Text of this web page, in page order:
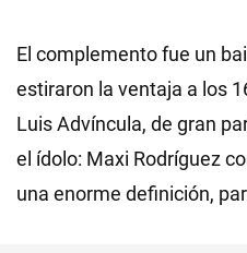
El complemento fue un
estiraron la ventaja a los
Luis Advíncula, de gran
el ídolo: Maxi Rodríguez
una enorme definición,